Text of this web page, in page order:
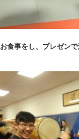
食事をし、プレゼン